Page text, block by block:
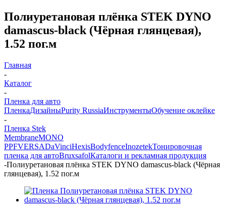
Полиуретановая плёнка STEK DYNO
damascus-black (Чёрная глянцевая),
1.52 пог.м
Главная
-
Каталог
-
Пленка для авто
ПленкаДизайныPurity RussiaИнструментыОбучение оклейке
-
Пленка Stek
MembraneMONO
PPFVERSADaVinciHexisBodyfenceInozetekТонировочная
пленка для автоBruxsafolКаталоги и рекламная продукция
-Полиуретановая плёнка STEK DYNO damascus-black (Чёрная
глянцевая), 1.52 пог.м